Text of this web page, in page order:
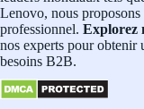
Lenovo, nous
professionnel. Explorez
nos experts pour obtenir
besoins B2B.